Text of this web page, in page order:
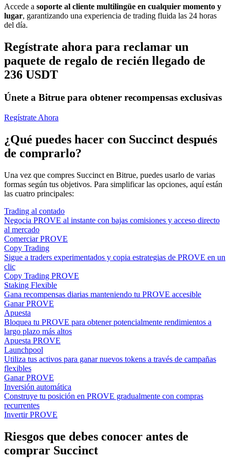
Accede a soporte al cliente multilingüe en cualquier momento y
lugar, garantizando una experiencia de trading fluida las 24 horas
del día.
Regístrate ahora para reclamar un
paquete de regalo de recién llegado de
236 USDT
Únete a Bitrue para obtener recompensas exclusivas
Regístrate Ahora
¿Qué puedes hacer con Succinct después
de comprarlo?
Una vez que compres Succinct en Bitrue, puedes usarlo de varias
formas según tus objetivos. Para simplificar las opciones, aquí están
las cuatro principales:
Trading al contado
Negocia PROVE al instante con bajas comisiones y acceso directo
al mercado
Comerciar PROVE
Copy Trading
Sigue a traders experimentados y copia estrategias de PROVE en un
clic
Copy Trading PROVE
Staking Flexible
Gana recompensas diarias manteniendo tu PROVE accesible
Ganar PROVE
Apuesta
Bloquea tu PROVE para obtener potencialmente rendimientos a
largo plazo más altos
Apuesta PROVE
Launchpool
Utiliza tus activos para ganar nuevos tokens a través de campañas
flexibles
Ganar PROVE
Inversión automática
Construye tu posición en PROVE gradualmente con compras
recurrentes
Invertir PROVE
Riesgos que debes conocer antes de
comprar Succinct